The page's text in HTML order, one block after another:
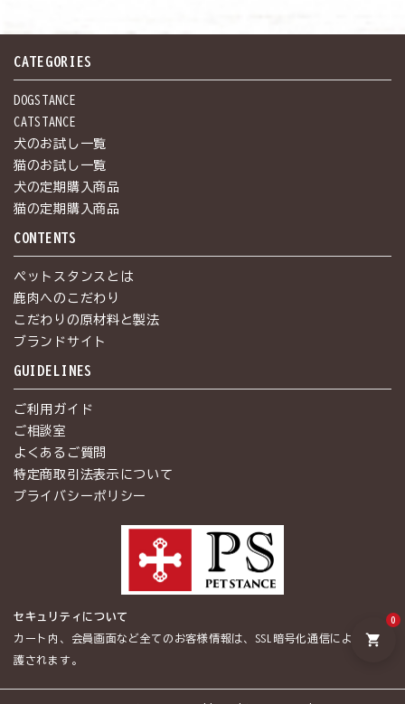
shopping_cart
0
CATEGORIES
DOGSTANCE
CATSTANCE
犬のお試し一覧
猫のお試し一覧
犬の定期購入商品
猫の定期購入商品
CONTENTS
ペットスタンスとは
鹿肉へのこだわり
こだわりの原材料と製法
ブランドサイト
GUIDELINES
ご利用ガイド
ご相談室
よくあるご質問
特定商取引法表示について
プライバシーポリシー
セキュリティについて
カート内、会員画面など全てのお客様情報は、SSL暗号化通信によって保
護されます。